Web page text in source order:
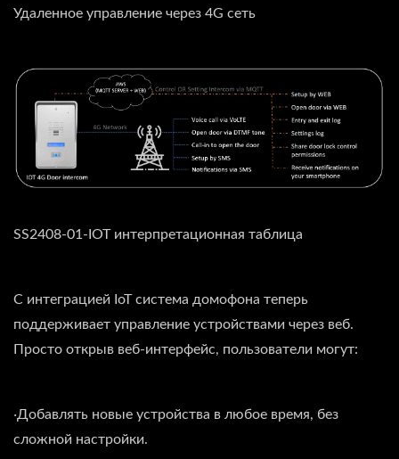
Удаленное управление через 4G сеть
SS2408-01-IOT интерпретационная таблица
С интеграцией IoT система домофона теперь
поддерживает управление устройствами через веб.
Просто открыв веб-интерфейс, пользователи могут:
‧Добавлять новые устройства в любое время, без
сложной настройки.